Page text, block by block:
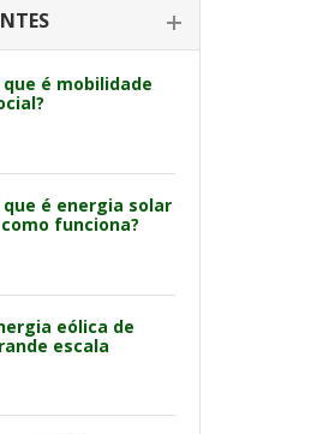
que é mobilidade
que é energia solar
funciona?
eólica de
escala